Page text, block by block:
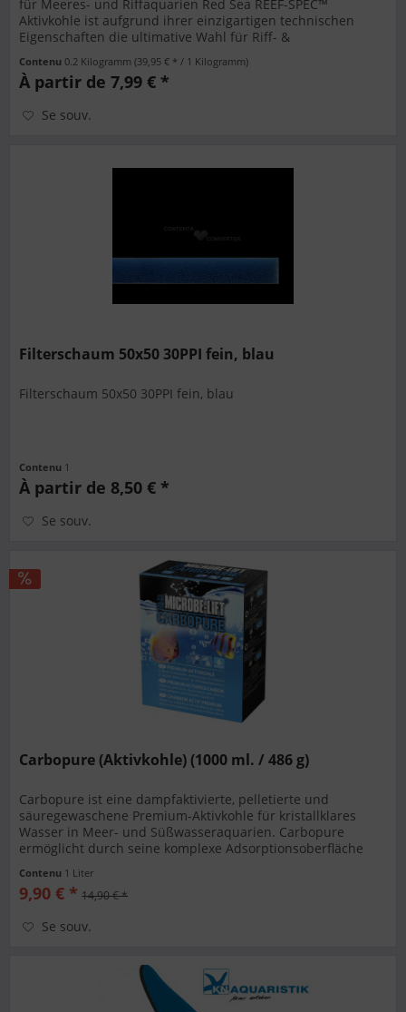
für Meeres- und Riffaquarien Red Sea REEF-SPEC™
Aktivkohle ist aufgrund ihrer einzigartigen technischen
Eigenschaften die ultimative Wahl für Riff- &
Contenu 0.2 Kilogramm(39,95 € * / 1 Kilogramm)
À partir de 7,99 € *
Se souv.
Filterschaum 50x50 30PPI fein, blau
Filterschaum 50x50 30PPI fein, blau
Contenu 1
À partir de 8,50 € *
Se souv.
Carbopure (Aktivkohle) (1000 ml. / 486 g)
Carbopure ist eine dampfaktivierte, pelletierte und
säuregewaschene Premium-Aktivkohle für kristallklares
Wasser in Meer- und Süßwasseraquarien. Carbopure
ermöglicht durch seine komplexe Adsorptionsoberfläche
Contenu 1 Liter
9,90 € * 14,90 € *
Se souv.